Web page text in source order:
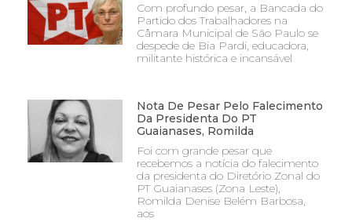
Com profundo pesar, a Bancada do
Partido dos Trabalhadores na
Câmara Municipal de São Paulo se
despede de Bia Pardi, educadora,
militante histórica e incansável
Nota De Pesar Pelo Falecimento
Da Presidenta Do PT
Guaianases, Romilda
Foi com grande pesar que
recebemos a notícia do falecimento
da presidenta do Diretório Zonal do
PT Guaianases (Zona Leste),
Romilda Denise Belém Barbosa,
aos